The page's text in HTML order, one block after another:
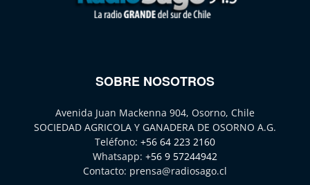
SOBRE NOSOTROS
Avenida Juan Mackenna 904, Osorno, Chile
SOCIEDAD AGRICOLA Y GANADERA DE OSORNO A.G.
Teléfono: +56 64 223 2160
Whatsapp: +56 9 57244942
Contacto: prensa@radiosago.cl